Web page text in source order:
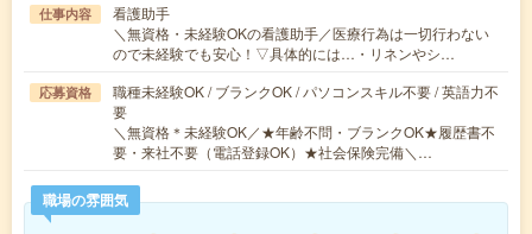
仕事内容
看護助手
＼無資格・未経験OKの看護助手／医療行為は一切行わない
ので未経験でも安心！▽具体的には…・リネンやシ…
応募資格
職種未経験OK / ブランクOK / パソコンスキル不要 / 英語力不
要
＼無資格＊未経験OK／★年齢不問・ブランクOK★履歴書不
要・来社不要（電話登録OK）★社会保険完備＼…
職場の雰囲気